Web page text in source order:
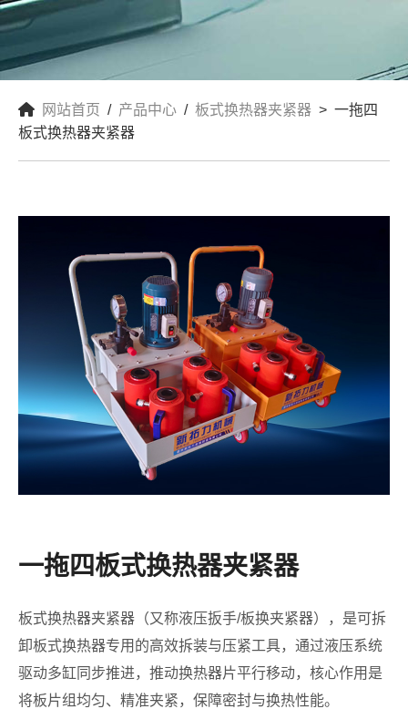
网站首页 / 产品中心 / 板式换热器夹紧器 > 一拖四
板式换热器夹紧器
一拖四板式换热器夹紧器
板式换热器夹紧器（又称液压扳手/板换夹紧器），是可拆
卸板式换热器专用的高效拆装与压紧工具，通过液压系统
驱动多缸同步推进，推动换热器片平行移动，核心作用是
将板片组均匀、精准夹紧，保障密封与换热性能。